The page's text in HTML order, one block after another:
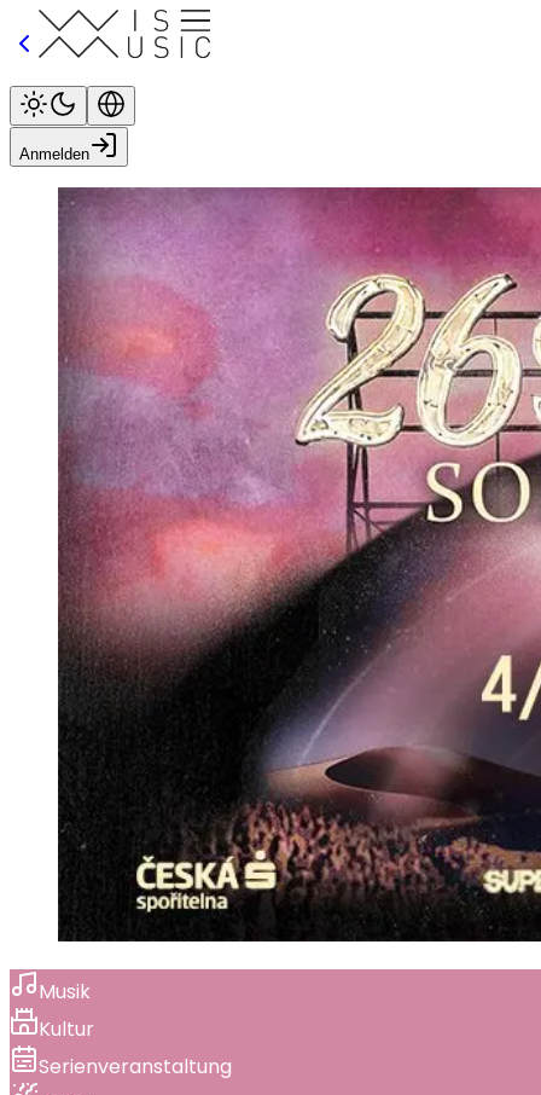
Anmelden
Musik
Kultur
Serienveranstaltung